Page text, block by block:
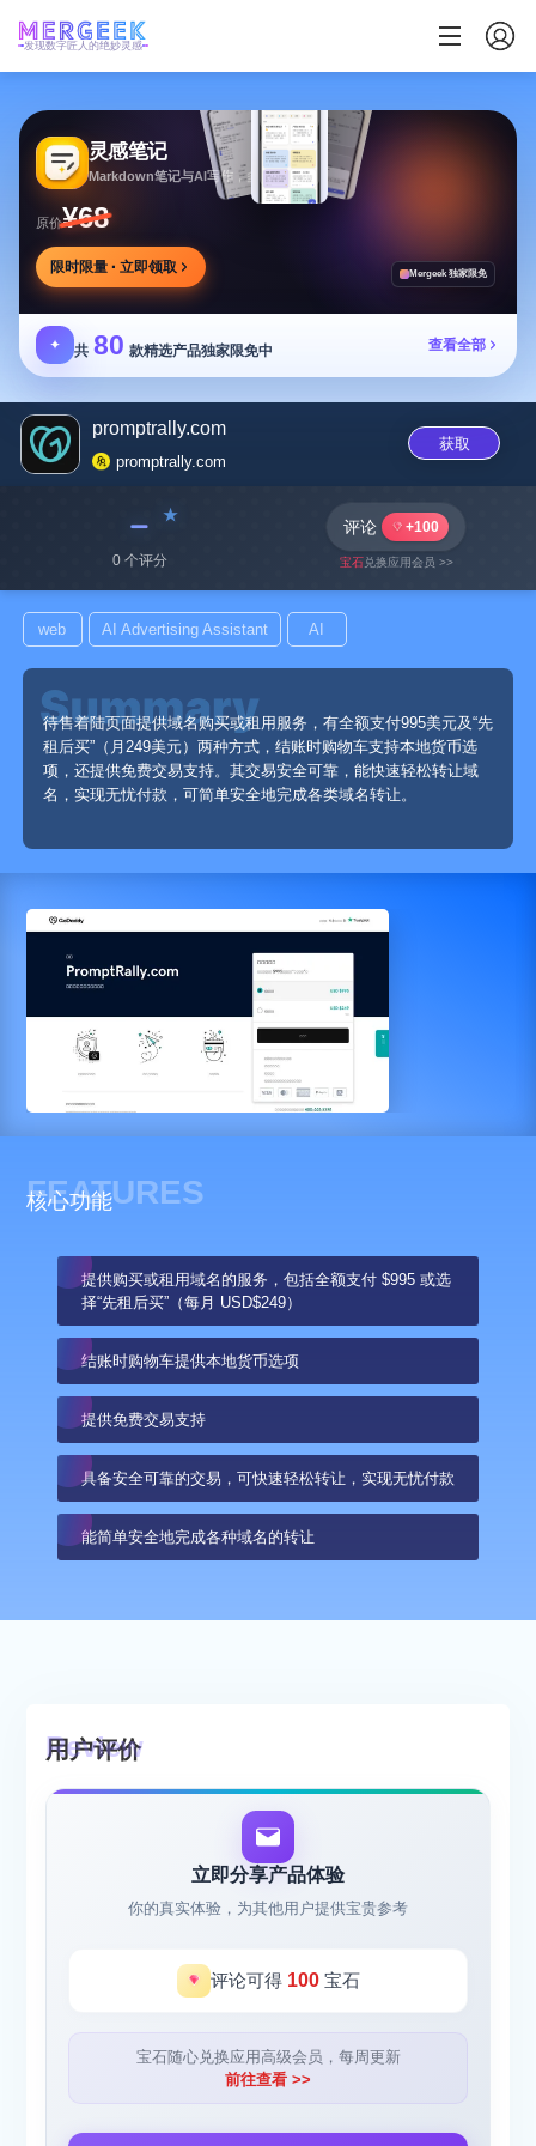
发现数字匠人的绝妙灵感
灵感笔记
Markdown笔记与AI写作，多方式整理同步笔记
原价¥68
限时限量 · 立即领取 Mergeek 独家限免
✦ 共 80 款精选产品独家限免中 查看全部
promptrally.com
promptrally.com
获取
﹣
0 个评分
评论 +100
宝石兑换应用会员 >>
web AI Advertising Assistant AI
待售着陆页面提供域名购买或租用服务，有全额支付995美元及“先
租后买”（月249美元）两种方式，结账时购物车支持本地货币选
项，还提供免费交易支持。其交易安全可靠，能快速轻松转让域
名，实现无忧付款，可简单安全地完成各类域名转让。
FEATURES
核心功能
提供购买或租用域名的服务，包括全额支付 $995 或选
择“先租后买”（每月 USD$249）
结账时购物车提供本地货币选项
提供免费交易支持
具备安全可靠的交易，可快速轻松转让，实现无忧付款
能简单安全地完成各种域名的转让
用户评价
立即分享产品体验
你的真实体验，为其他用户提供宝贵参考
评论可得 100宝石
宝石随心兑换应用高级会员，每周更新
前往查看 >>